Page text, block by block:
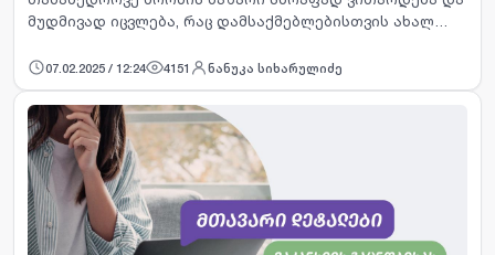
მუდმივად იცვლება, რაც დამსაქმებლებისთვის ახალ
ეფექტურად მოძიება და შერჩევა თითოეული
კომპანიისთვის მნიშვნელოვან…
07.02.2025 / 12:24 4151 ნანუკა სიხარულიძე